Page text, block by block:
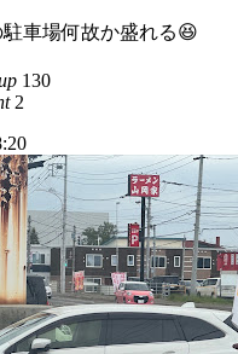
車場何故か盛れる😆
130
2